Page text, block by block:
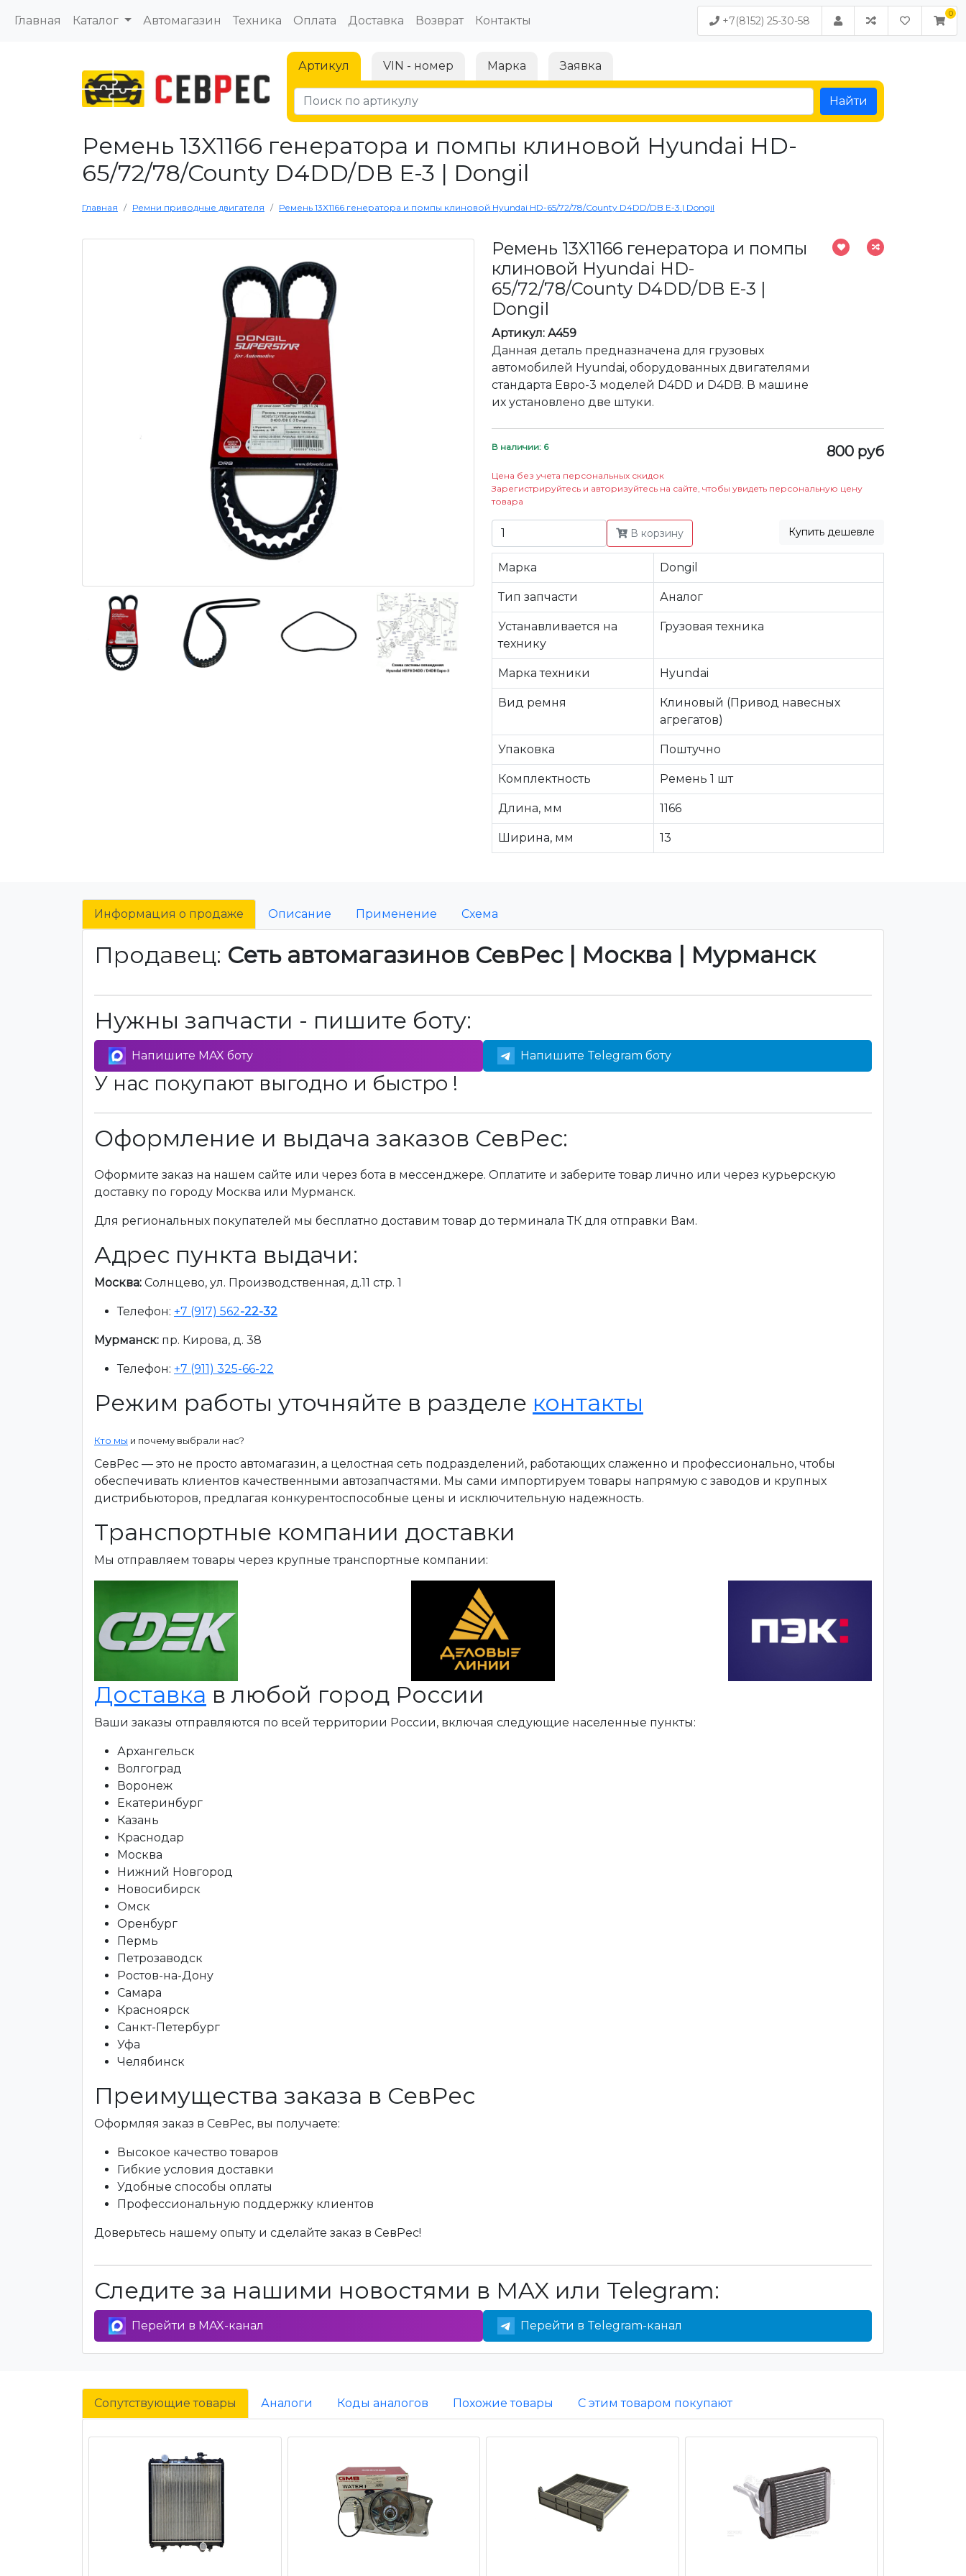
Главная Каталог Автомагазин Техника Оплата Доставка Возврат Контакты +7(8152) 25-30-58
Артикул VIN - номер Марка Заявка
Найти
Ремень 13X1166 генератора и помпы клиновой Hyundai HD-
65/72/78/County D4DD/DB E-3 | Dongil
Главная Ремни приводные двигателя Ремень 13X1166 генератора и помпы клиновой Hyundai HD-65/72/78/County D4DD/DB E-3 | Dongil
Ремень 13X1166 генератора и помпы
клиновой Hyundai HD-
65/72/78/County D4DD/DB E-3 |
Dongil
Артикул: A459
Данная деталь предназначена для грузовых
автомобилей Hyundai, оборудованных двигателями
стандарта Евро-3 моделей D4DD и D4DB. В машине
их установлено две штуки.
В наличии: 6 800 руб
Цена без учета персональных скидок
Зарегистрируйтесь и авторизуйтесь на сайте, чтобы увидеть персональную цену
товара
В корзину Купить дешевле
Марка Dongil
Тип запчасти Аналог
Устанавливается на
технику
Грузовая техника
Марка техники Hyundai
Вид ремня
Клиновый (Привод навесных
агрегатов)
Упаковка Поштучно
Комплектность Ремень 1 шт
Длина, мм 1166
Ширина, мм 13
Информация о продаже Описание Применение Схема
Продавец: Сеть автомагазинов СевРес | Москва | Мурманск
Нужны запчасти - пишите боту:
Напишите MAX боту Напишите Telegram боту
У нас покупают выгодно и быстро !
Оформление и выдача заказов СевРес:
Оформите заказ на нашем сайте или через бота в мессенджере. Оплатите и заберите товар лично или через курьерскую
доставку по городу Москва или Мурманск.
Для региональных покупателей мы бесплатно доставим товар до терминала ТК для отправки Вам.
Адрес пункта выдачи:
Москва: Солнцево, ул. Производственная, д.11 стр. 1
Телефон: +7 (917) 562-22-32
Мурманск: пр. Кирова, д. 38
Телефон: +7 (911) 325-66-22
Режим работы уточняйте в разделе контакты
Кто мы и почему выбрали нас?
СевРес — это не просто автомагазин, а целостная сеть подразделений, работающих слаженно и профессионально, чтобы
обеспечивать клиентов качественными автозапчастями. Мы сами импортируем товары напрямую с заводов и крупных
дистрибьюторов, предлагая конкурентоспособные цены и исключительную надежность.
Транспортные компании доставки
Мы отправляем товары через крупные транспортные компании:
Доставка в любой город России
Ваши заказы отправляются по всей территории России, включая следующие населенные пункты:
Архангельск
Волгоград
Воронеж
Екатеринбург
Казань
Краснодар
Москва
Нижний Новгород
Новосибирск
Омск
Оренбург
Пермь
Петрозаводск
Ростов-на-Дону
Самара
Красноярск
Санкт-Петербург
Уфа
Челябинск
Преимущества заказа в СевРес
Оформляя заказ в СевРес, вы получаете:
Высокое качество товаров
Гибкие условия доставки
Удобные способы оплаты
Профессиональную поддержку клиентов
Доверьтесь нашему опыту и сделайте заказ в СевРес!
Следите за нашими новостями в MAX или Telegram:
Перейти в MAX-канал Перейти в Telegram-канал
Сопутствующие товары Аналоги Коды аналогов Похожие товары С этим товаром покупают